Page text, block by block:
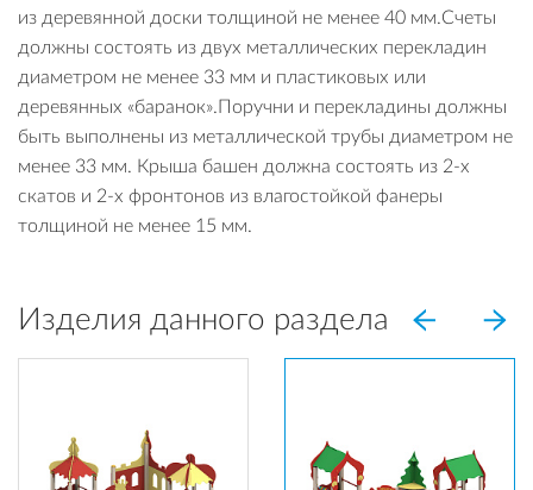
из деревянной доски толщиной не менее 40 мм.Счеты
должны состоять из двух металлических перекладин
диаметром не менее 33 мм и пластиковых или
деревянных «баранок».Поручни и перекладины должны
быть выполнены из металлической трубы диаметром не
менее 33 мм. Крыша башен должна состоять из 2-х
скатов и 2-х фронтонов из влагостойкой фанеры
толщиной не менее 15 мм.
Изделия данного раздела